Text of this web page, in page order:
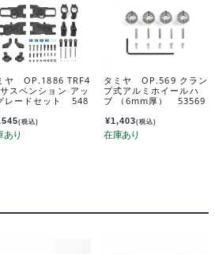
ヤ OP.1886 TRF4
スペンション アッ
レードセット 548
(税込)
タミヤ OP.569 クラン
プ式アルミホイールハ
ブ （6mm厚） 53569
¥1,403(税込)